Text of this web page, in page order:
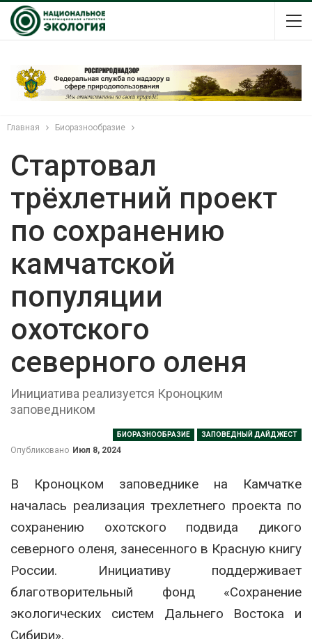
Главная Биоразнообразие
Стартовал
трёхлетний проект
по сохранению
камчатской
популяции
охотского
северного оленя
Инициатива реализуется Кроноцким
заповедником
БИОРАЗНООБРАЗИЕ ЗАПОВЕДНЫЙ ДАЙДЖЕСТ
Опубликовано Июл 8, 2024
В Кроноцком заповеднике на Камчатке
началась реализация трехлетнего проекта по
сохранению охотского подвида дикого
северного оленя, занесенного в Красную книгу
России. Инициативу поддерживает
благотворительный фонд «Сохранение
экологических систем Дальнего Востока и
Сибири».